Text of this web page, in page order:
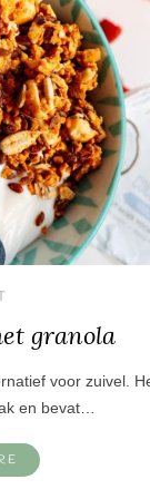
granola
voor zuivel.
en bevat…